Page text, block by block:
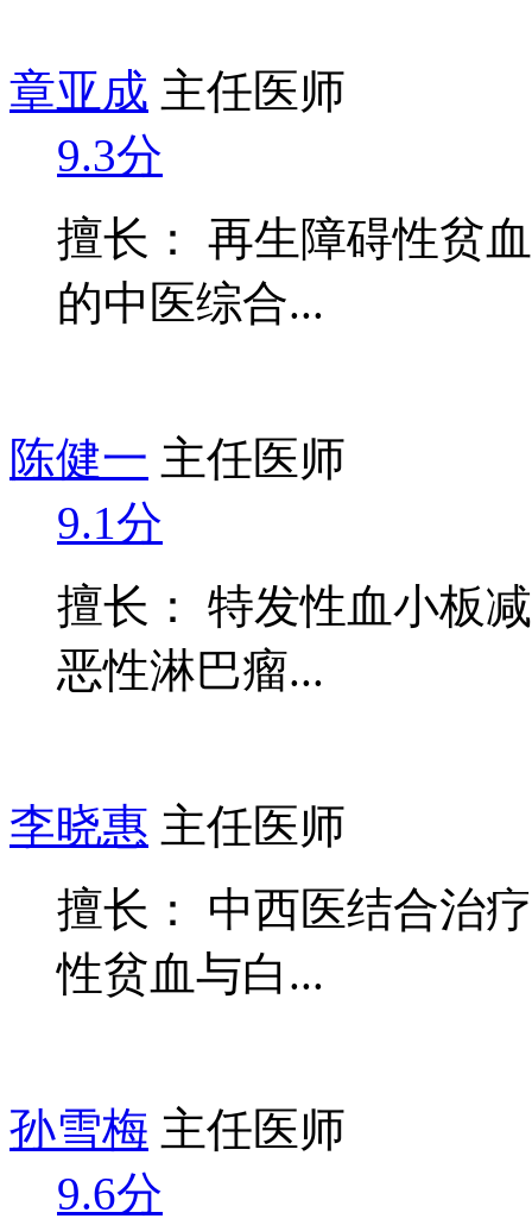
章亚成 主任医师
9.3分
擅长： 再生障碍性贫
的中医综合...
陈健一 主任医师
9.1分
擅长： 特发性血小板
恶性淋巴瘤...
李晓惠 主任医师
擅长： 中西医结合治
性贫血与白...
孙雪梅 主任医师
9.6分